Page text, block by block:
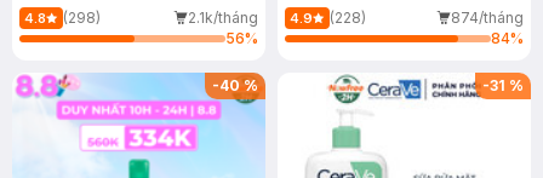
400ml
4.8 (298)
2.1k/tháng
56%
4.9 (228)
874/tháng
84%
-40% -31 %